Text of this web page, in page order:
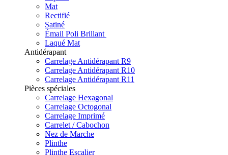
Mat
Rectifié
Satiné
Émail Poli Brillant
Laqué Mat
Antidérapant
Carrelage Antidérapant R9
Carrelage Antidérapant R10
Carrelage Antidérapant R11
Pièces spéciales
Carrelage Hexagonal
Carrelage Octogonal
Carrelage Imprimé
Carrelet / Cabochon
Nez de Marche
Plinthe
Plinthe Escalier